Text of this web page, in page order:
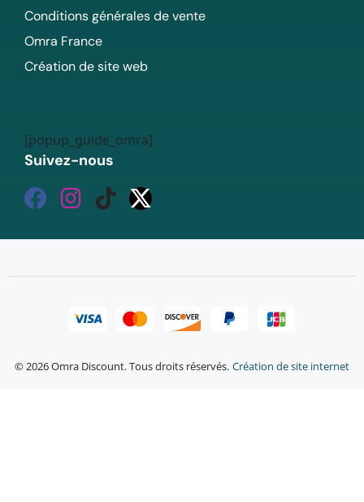
Conditions générales de vente
Omra France
Création de site web
[popup_guide_omra]
Suivez-nous
© 2026 Omra Discount. Tous droits réservés. Création de site internet